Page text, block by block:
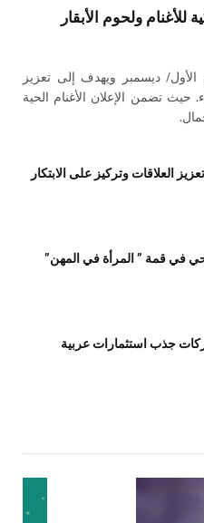
ولحوم الأبقار
لغاية 31 كانون الأول/ ديسمبر ويهدف إلى تعزيز
حيث تضمن الإعلان الأغنام الحية
العلاقات وتركيز على الابتكار
في قمة ” المرأة في المهن”
جذب استثمارات عربية